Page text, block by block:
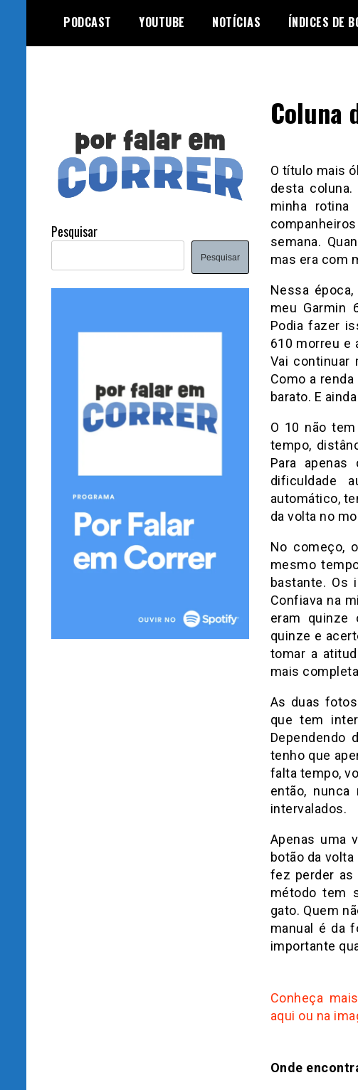
content
PODCAST YOUTUBE NOTÍCIAS ÍNDICES DE
Coluna
O título mais
desta
minha rotina
semana.
mas era com
Nessa
meu Garmin
Podia fazer
610 morreu e
Vai continuar
Como a
barato. E
O 10 não
tempo,
Para
dificuldade
automático,
da volta no
No começo,
mesmo
bastante. Os
Confiava na
eram
quinze e
tomar a
mais
As duas
que tem
Dependendo
tenho que
falta tempo,
então,
intervalados.
Apenas uma
botão da
fez perder as
método tem
gato. Quem
manual é da
importante
Conheça
aqui ou na
Onde
Pesquisar
Pesquisar